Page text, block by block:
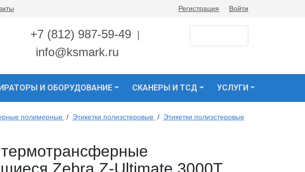
Регистрация Войти
+7 (812) 987-59-49
info@ksmark.ru
И ОБОРУДОВАНИЕ СКАНЕРЫ И ТСД УСЛУГИ
полимерные / Этикетки полиэстеровые / Этикетки полиэстеровые
термотрансферные